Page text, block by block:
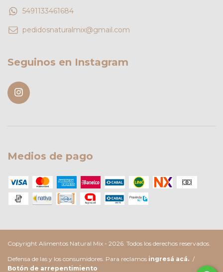
5491133461684
pedidosnaturalmix@gmail.com
Seguinos en Instagram
Medios de pago
Copyright Alimentos Natural Mix - 2026. Todos los derechos reservados.
Defensa de las y los consumidores. Para reclamos ingresá acá. /
Botón de arrepentimiento